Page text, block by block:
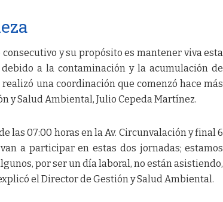
y su propósito es mantener viva esta
a la contaminación y la acumulación de
una coordinación que comenzó hace más
y Salud Ambiental, Julio Cepeda Martínez.
las 07:00 horas en la Av. Circunvalación y final 6
a participar en estas dos jornadas; estamos
por ser un día laboral, no están asistiendo,
el Director de Gestión y Salud Ambiental.